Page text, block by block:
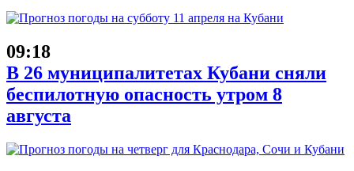
09:18
В 26 муниципалитетах Кубани сняли
беспилотную опасность утром 8
августа